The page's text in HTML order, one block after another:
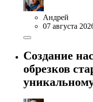
Андрей
07 августа
Создание
обрезков